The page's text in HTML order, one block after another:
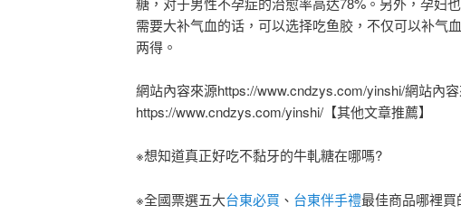
需要大补气血的话，可以选择吃鱼胶，不仅可以补气
两得。
網站內容來源https://www.cndzys.com/yinshi/網站內
https://www.cndzys.com/yinshi/【其他文章推薦】
※想知道真正好吃不黏牙的牛軋糖在哪嗎?
※全國票選五大台東必買 、 台東伴手禮最佳商品哪裡買